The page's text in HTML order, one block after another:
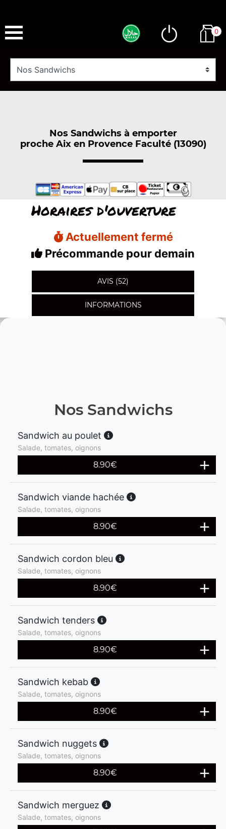
0
Nos Sandwichs à emporter
proche Aix en Provence Faculté (13090)
Horaires d'ouverture
Actuellement fermé
Précommande pour demain
AVIS (52)
INFORMATIONS
Nos Sandwichs
Sandwich au poulet
Salade, tomates, oignons
8.90€
Sandwich viande hachée
Salade, tomates, oignons
8.90€
Sandwich cordon bleu
Salade, tomates, oignons
8.90€
Sandwich tenders
Salade, tomates, oignons
8.90€
Sandwich kebab
Salade, tomates, oignons
8.90€
Sandwich nuggets
Salade, tomates, oignons
8.90€
Sandwich merguez
Salade, tomates, oignons